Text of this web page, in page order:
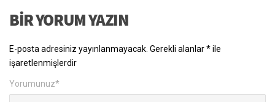
BIR YORUM YAZIN
E-posta adresiniz yayınlanmayacak. Gerekli alanlar*ile
işaretlenmişlerdir
Yorumunuz*